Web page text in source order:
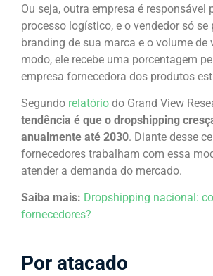
Ou seja, outra empresa é responsável
processo logístico, e o vendedor só
branding de sua marca e o volume de
modo, ele recebe uma porcentagem
empresa fornecedora dos produtos
Segundo relatório do Grand View
tendência é que o dropshipping
anualmente até 2030. Diante desse
fornecedores trabalham com essa
atender a demanda do mercado.
Saiba mais: Dropshipping nacional:
fornecedores?
Por atacado